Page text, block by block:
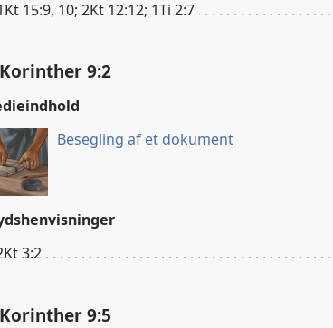
15:9, 10; 2Kt 12:12; 1Ti 2:7
9:2
Besegling af et dokument
3:2
9:5